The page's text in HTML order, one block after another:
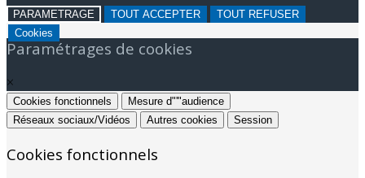
PARAMETRAGE TOUT ACCEPTER
TOUT REFUSER
Cookies
Paramétrages de cookies
×
Cookies fonctionnels
Mesure d"'"audience
Réseaux sociaux/Vidéos
Autres cookies Session
Cookies fonctionnels